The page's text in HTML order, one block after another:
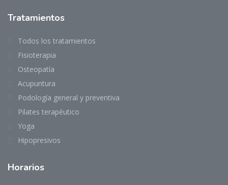
Tratamientos
Todos los tratamientos
Fisioterapia
Osteopatía
Acupuntura
Podología general y preventiva
Pilates terapéutico
Yoga
Hipopresivos
Horarios